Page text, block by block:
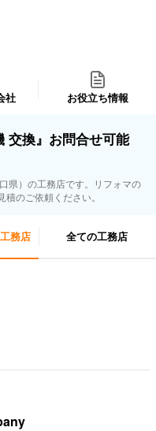
社 お役立ち情報
交換』お問合せ可能
県）の工務店です。リフォマの
のご依頼ください。
務店 全ての工務店